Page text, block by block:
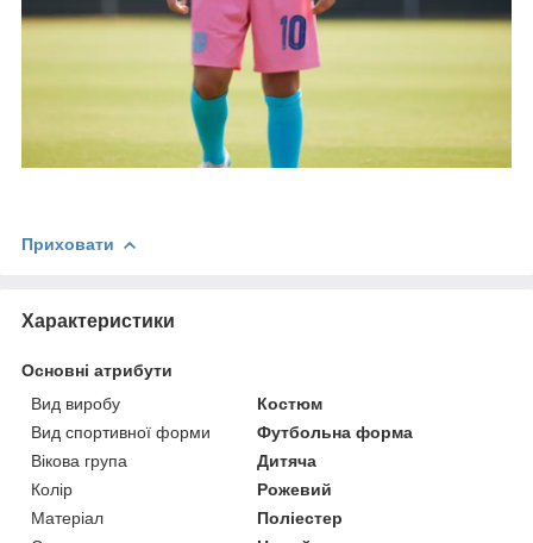
Приховати
Характеристики
Основні атрибути
Вид виробу
Костюм
Вид спортивної форми
Футбольна форма
Вікова група
Дитяча
Колір
Рожевий
Матеріал
Поліестер